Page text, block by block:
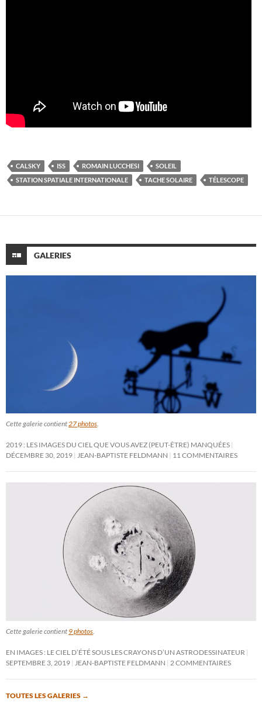
CALSKY ISS ROMAIN LUCCHESI
SOLEIL
STATION SPATIALE INTERNATIONALE
TACHE SOLAIRE TÉLESCOPE
GALERIES
Cette galerie contient27 photos.
2019 : LES IMAGES DU CIEL QUE VOUS AVEZ (PEUT-ÊTRE) MANQUÉES
DÉCEMBRE 30, 2019 JEAN-BAPTISTE FELDMANN 11 COMMENTAIRES
Cette galerie contient 9 photos.
EN IMAGES : LE CIEL D’ÉTÉ SOUS LES CRAYONS D’UN ASTRODESSINATEUR
SEPTEMBRE 3, 2019 JEAN-BAPTISTE FELDMANN 2 COMMENTAIRES
TOUTES LES GALERIES →